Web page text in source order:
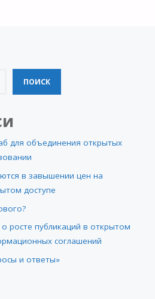
ПОИСК
для объединения открытых
в завышении цен на
доступе
росте публикаций в открытом
соглашений
и ответы»